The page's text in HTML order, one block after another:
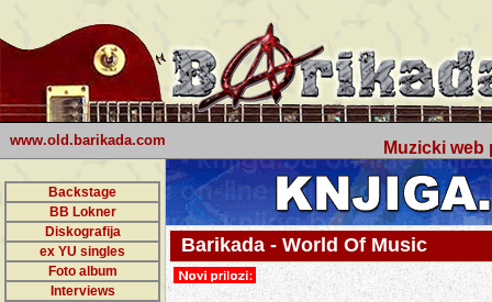
undefined
www.old.barikada.com Muzicki web
Backstage
BB Lokner
Diskografija
ex YU singles
Foto album
Interviews
Barikada - World Of Music